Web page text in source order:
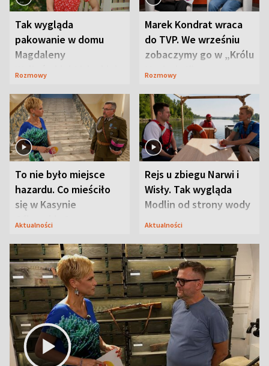
Tak wygląda
pakowanie w domu
Magdaleny
Waligórskiej-Lisieckiej.
Rozmowy
Marek Kondrat wraca
do TVP. We wrześniu
zobaczymy go w „Królu
Maciusiu I”
Rozmowy
To nie było miejsce
hazardu. Co mieściło
się w Kasynie
Oficerskim?
Aktualności
Rejs u zbiegu Narwi i
Wisły. Tak wygląda
Modlin od strony wody
Aktualności